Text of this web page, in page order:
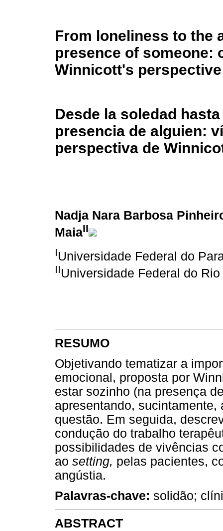
From loneliness to the
presence of someone:
Winnicott's perspective
Desde la soledad
presencia de alguien:
perspectiva de
Nadja Nara Barbosa
MaiaII
IUniversidade Federal do
IIUniversidade Federal do
RESUMO
Objetivando tematizar a
emocional, proposta por
estar sozinho (na presença
apresentando,
questão. Em seguida,
condução do trabalho
possibilidades de vivências
ao setting, pelas pacientes,
angústia.
Palavras-chave: solidão;
ABSTRACT